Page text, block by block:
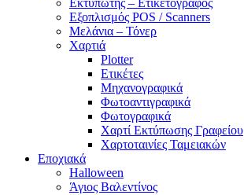
Εξοπλισμός POS / Scanners
Μελάνια – Τόνερ
Χαρτιά
Plotter
Ετικέτες
Μηχανογραφικά
Φωτοαντιγραφικά
Φωτογραφικά
Χαρτί Εκτύπωσης Γραφείου
Χαρτοταινίες Ταμειακών
Εποχιακά
Halloween
Άγιος Βαλεντίνος